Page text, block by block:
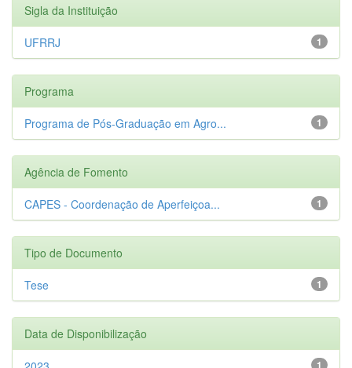
Sigla da Instituição
1
UFRRJ
Programa
1
Programa de Pós-Graduação em Agro...
Agência de Fomento
1
CAPES - Coordenação de Aperfeiçoa...
Tipo de Documento
1
Tese
Data de Disponibilização
1